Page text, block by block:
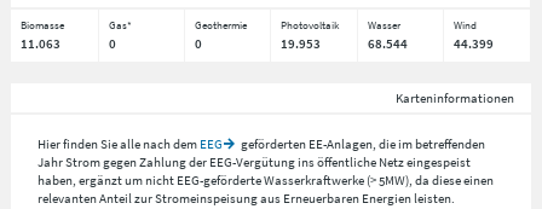
Biomasse Gas* Geothermie Photovoltaik Wasser Wind
11.063 0 0 19.953 68.544 44.399
Karteninformationen
Hier finden Sie alle nach dem EEG
geförderten EE-Anlagen, die im betreffenden
Jahr Strom gegen Zahlung der EEG-Vergütung ins öffentliche Netz eingespeist
haben, ergänzt um nicht EEG-geförderte Wasserkraftwerke (> 5MW), da diese einen
relevanten Anteil zur Stromeinspeisung aus Erneuerbaren Energien leisten.